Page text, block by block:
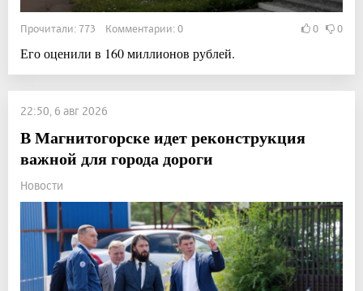
Прочитали: 773 Комментарии: 0 0 0
Его оценили в 160 миллионов рублей.
22:50, 6 авг 2026
В Магнитогорске идет реконструкция
важной для города дороги
Новости